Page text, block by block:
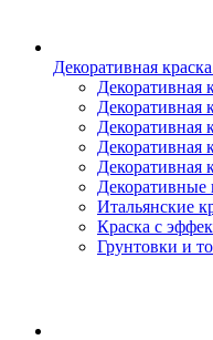
Декоративная краска
Декоративная
Декоративная
Декоративная
Декоративная
Декоративные
Итальянские
Краска с
Грунтовки и